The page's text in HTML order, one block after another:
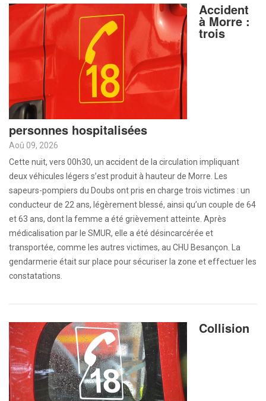
Accident
à Morre :
trois
personnes hospitalisées
Aoû 09, 2026
Cette nuit, vers 00h30, un accident de la circulation impliquant
deux véhicules légers s’est produit à hauteur de Morre. Les
sapeurs-pompiers du Doubs ont pris en charge trois victimes : un
conducteur de 22 ans, légèrement blessé, ainsi qu’un couple de 64
et 63 ans, dont la femme a été grièvement atteinte. Après
médicalisation par le SMUR, elle a été désincarcérée et
transportée, comme les autres victimes, au CHU Besançon. La
gendarmerie était sur place pour sécuriser la zone et effectuer les
constatations.
Collision